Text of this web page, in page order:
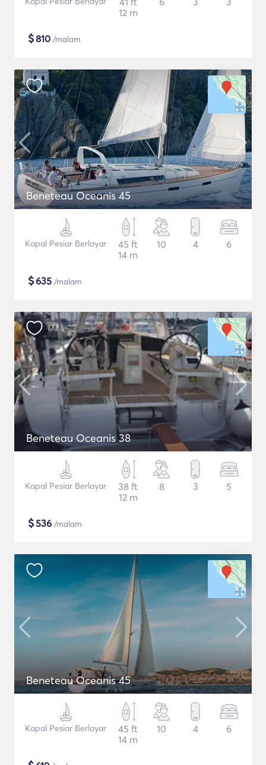
12 m
$810 /malam
Beneteau Oceanis 45
Kapal Pesiar Berlayar
45 ft
14 m
10 4 6
$635 /malam
Beneteau Oceanis 38
Kapal Pesiar Berlayar
38 ft
12 m
8 3 5
$536 /malam
Beneteau Oceanis 45
Kapal Pesiar Berlayar
45 ft
14 m
10 4 6